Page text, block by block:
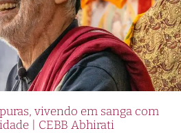
vivendo em sanga com
| CEBB Abhirati